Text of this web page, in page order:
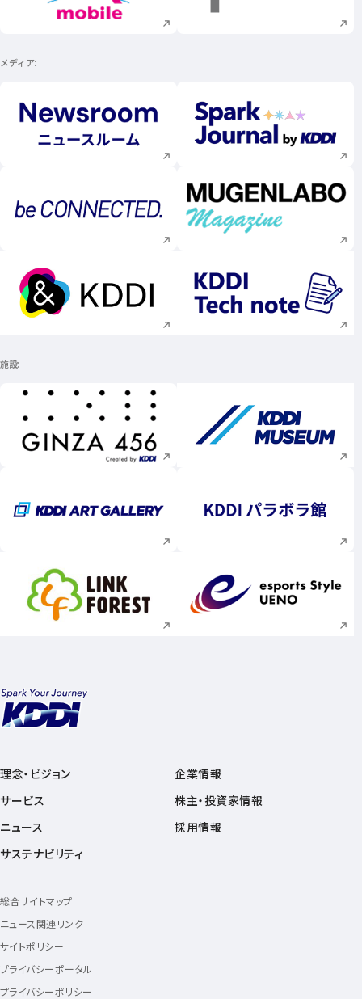
メディア
新規ウィンドウで開く 新規ウィンドウで
新規ウィンドウで開く 新規ウィンドウで
新規ウィンドウで開く 新規ウィンドウで
施設
新規ウィンドウで開く 新規ウィンドウで
新規ウィンドウで開く 新規ウィンドウで
新規ウィンドウで開く 新規ウィンドウで
理念・ビジョン
サービス
ニュース
サステナビリティ
企業情報
株主・投資家情報
採用情報
総合サイトマップ
ニュース関連リンク
サイトポリシー
プライバシーポータル
プライバシーポリシー